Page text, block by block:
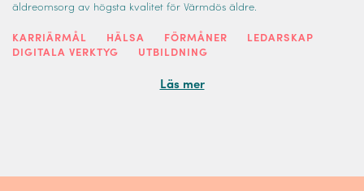
äldreomsorg av högsta kvalitet för Värmdös äldre.
KARRIÄRMÅL HÄLSA FÖRMÅNER
LEDARSKAP
DIGITALA VERKTYG
UTBILDNING
Läs mer